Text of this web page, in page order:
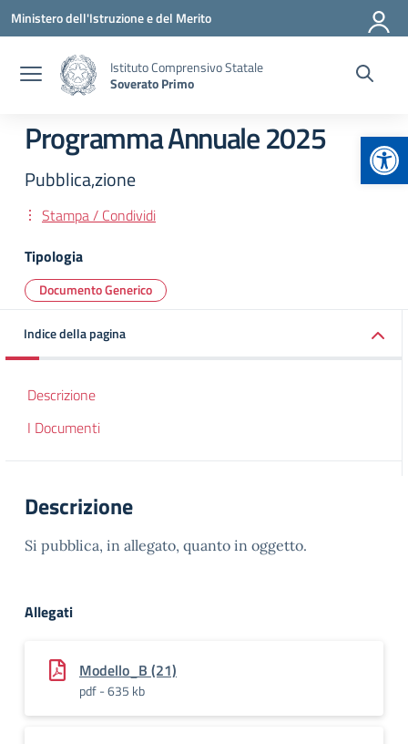
Vai ai contenuti
Vai al menu di navigazione
Vai al footer
Ministero dell'Istruzione e del Merito
Istituto Comprensivo Statale
Soverato Primo
Programma Annuale 2025
Pubblica,zione
Stampa / Condividi
Tipologia
Documento Generico
Indice della pagina
Descrizione
I Documenti
Descrizione
Si pubblica, in allegato, quanto in oggetto.
Allegati
Modello_B (21)
pdf - 635 kb